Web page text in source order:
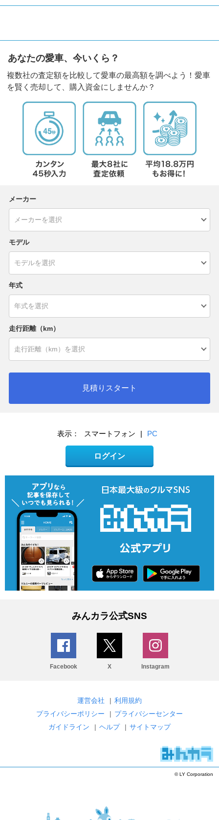
あなたの愛車、今いくら？
複数社の査定額を比較して愛車の最高額を調べよう！愛車
を賢く売却して、購入資金にしませんか？
メーカー
モデル
年式
走行距離（km）
見積りスタート
表示： スマートフォン | PC
ログイン
みんカラ公式SNS
Facebook X Instagram
運営会社 | 利用規約
プライバシーポリシー
| プライバシーセンター
ガイドライン
| ヘルプ | サイトマップ
© LY Corporation